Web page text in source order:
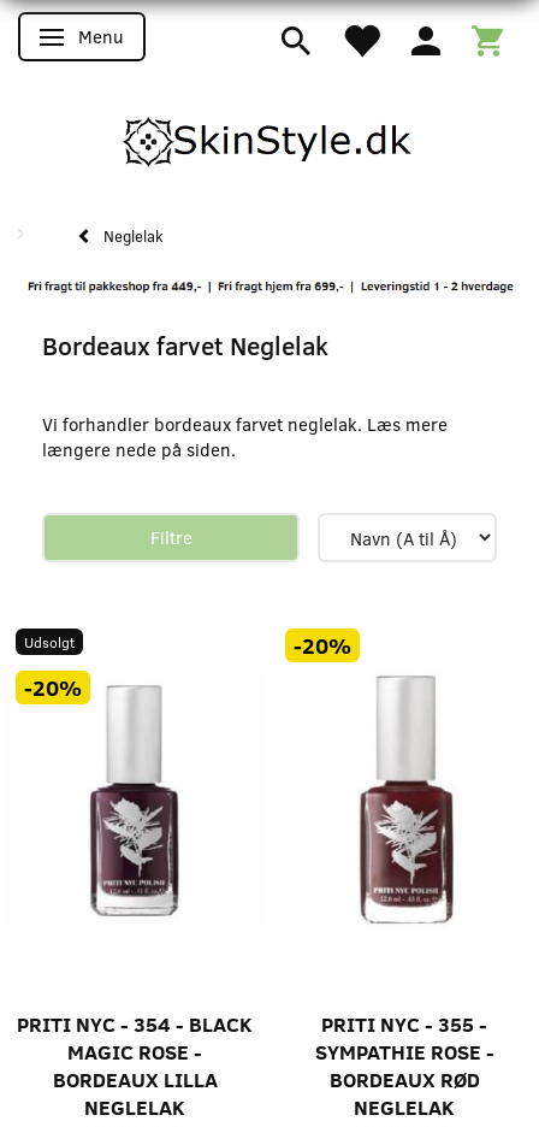
Skifte navigation
Menu
Neglelak
Bordeaux farvet Neglelak
Vi forhandler bordeaux farvet neglelak. Læs mere
længere nede på siden.
Filtre
Udsolgt
-20%
PRITI NYC - 354 - BLACK
MAGIC ROSE -
BORDEAUX LILLA
NEGLELAK
-20%
PRITI NYC - 355 -
SYMPATHIE ROSE -
BORDEAUX RØD
NEGLELAK